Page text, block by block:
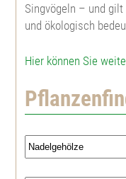
Hybrid Lärche
Fichte
Weißfichte
Serbische Fichte
Walnuß
Wildkirsche,
Späte Traubenkirsche
Frühe Traubenkirsche
Küstenmammutbaum
Gingko biloba
Ilex aquifolium
Tulpenbaum
Roter Hartriegel
Haselnuß
Weißdorn
Ölweide
Fichte
Blaufichte
Pinus strobus
Schwarzkiefer
Singvögeln – und
und ökologisch
Hier können Sie